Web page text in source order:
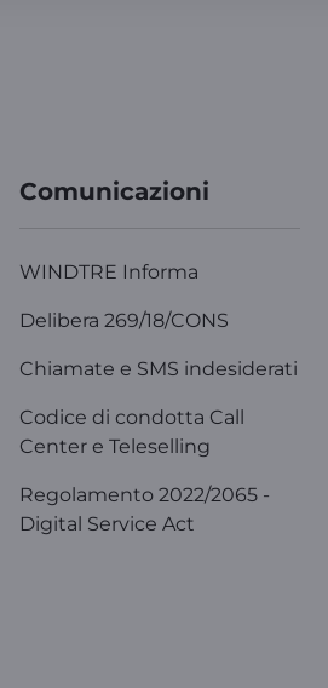
Comunicazioni
WINDTRE Informa
Delibera 269/18/CONS
Chiamate e SMS indesiderati
Codice di condotta Call
Center e Teleselling
Regolamento 2022/2065 -
Digital Service Act